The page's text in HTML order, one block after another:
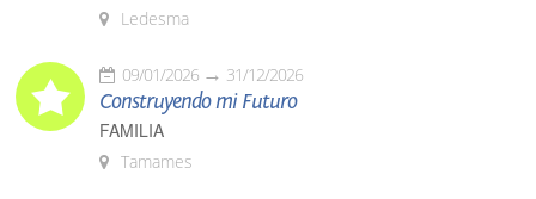
Ledesma
09/01/2026 31/12/2026
Construyendo mi Futuro
FAMILIA
Tamames